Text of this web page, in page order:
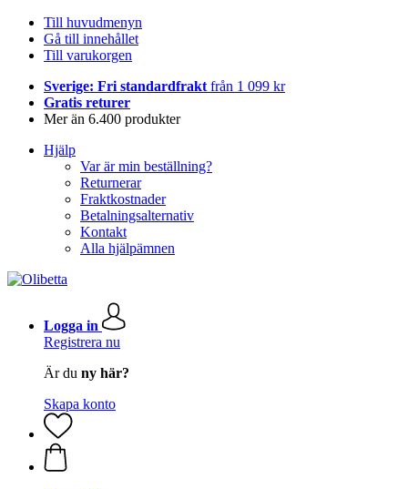
Till huvudmenyn
Gå till innehållet
Till varukorgen
Sverige: Fri standardfrakt från 1 099 kr
Gratis returer
Mer än 6.400 produkter
Hjälp
Var är min beställning?
Returnerar
Fraktkostnader
Betalningsalternativ
Kontakt
Alla hjälpämnen
Logga in
Registrera nu
Är du ny här?
Skapa konto